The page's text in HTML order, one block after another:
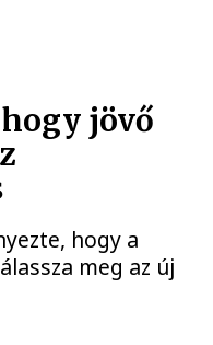
jövő
hogy a
meg az új